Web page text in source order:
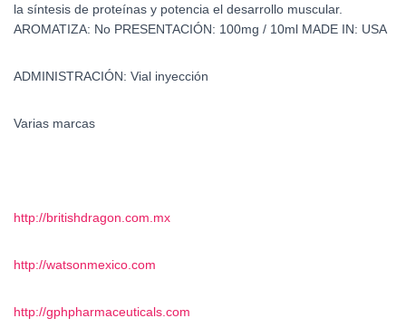
la síntesis de proteínas y potencia el desarrollo muscular.
AROMATIZA: No PRESENTACIÓN: 100mg / 10ml MADE IN: USA
ADMINISTRACIÓN: Vial inyección
Varias marcas
http://britishdragon.com.mx
http://watsonmexico.com
http://gphpharmaceuticals.com